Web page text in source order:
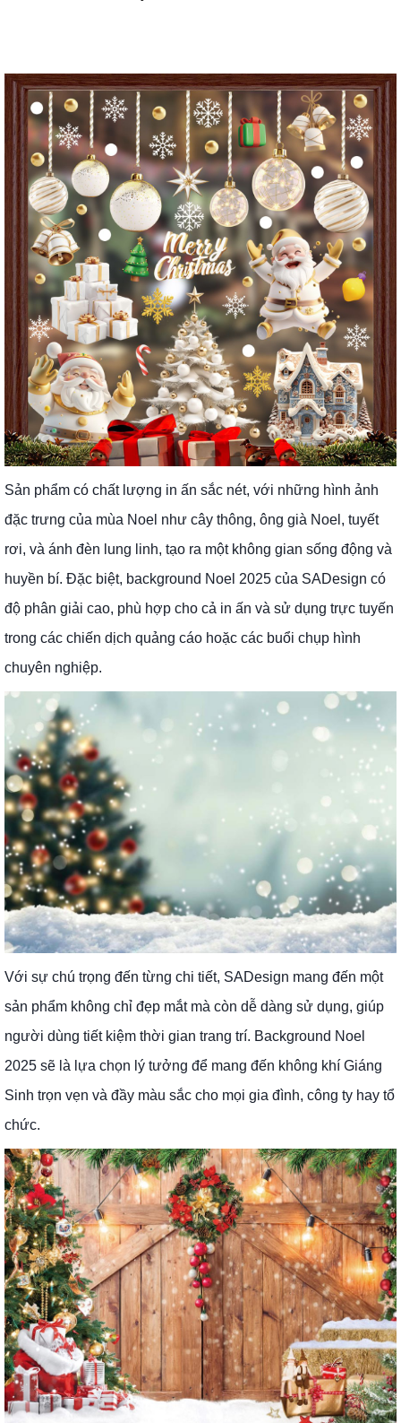
Sản phẩm có chất lượng in ấn sắc nét, với những hình ảnh
đặc trưng của mùa Noel như cây thông, ông già Noel, tuyết
rơi, và ánh đèn lung linh, tạo ra một không gian sống động và
huyền bí. Đặc biệt, background Noel 2025 của SADesign có
độ phân giải cao, phù hợp cho cả in ấn và sử dụng trực tuyến
trong các chiến dịch quảng cáo hoặc các buổi chụp hình
chuyên nghiệp.
Với sự chú trọng đến từng chi tiết, SADesign mang đến một
sản phẩm không chỉ đẹp mắt mà còn dễ dàng sử dụng, giúp
người dùng tiết kiệm thời gian trang trí. Background Noel
2025 sẽ là lựa chọn lý tưởng để mang đến không khí Giáng
Sinh trọn vẹn và đầy màu sắc cho mọi gia đình, công ty hay tổ
chức.